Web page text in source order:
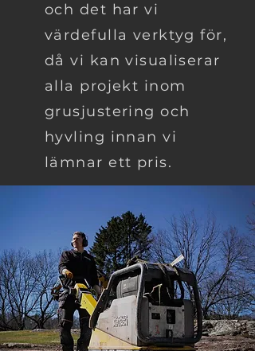
och det har vi
värdefulla verktyg för,
då vi kan visualiserar
alla projekt inom
grusjustering och
hyvling innan vi
lämnar ett pris.